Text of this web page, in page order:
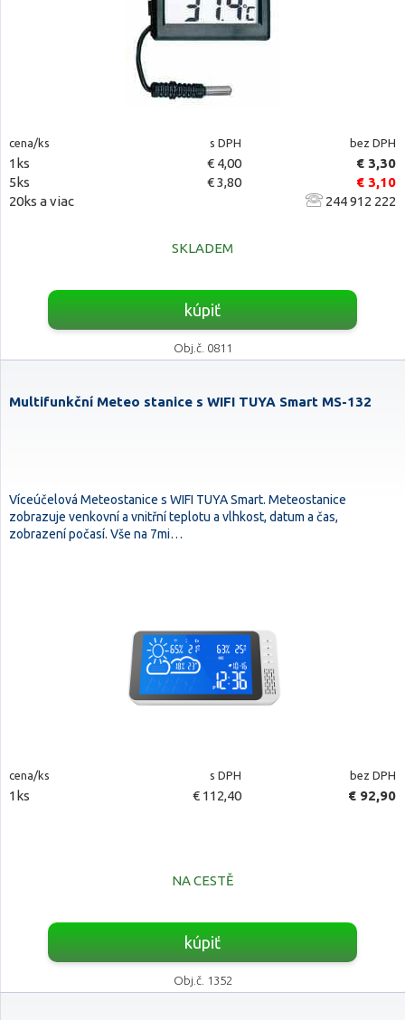
cena/ks s DPH bez DPH
1ks € 4,00
€ 3,30
5ks
€ 3,80
€ 3,10
20ks a viac
244 912 222
SKLADEM
kúpiť
Obj.č. 0811
Multifunkční Meteo stanice s WIFI TUYA Smart MS-132
Víceúčelová Meteostanice s WIFI TUYA Smart. Meteostanice
zobrazuje venkovní a vnitřní teplotu a vlhkost, datum a čas,
zobrazení počasí. Vše na 7mi…
cena/ks s DPH bez DPH
1ks € 112,40 € 92,90
NA CESTĚ
kúpiť
Obj.č. 1352